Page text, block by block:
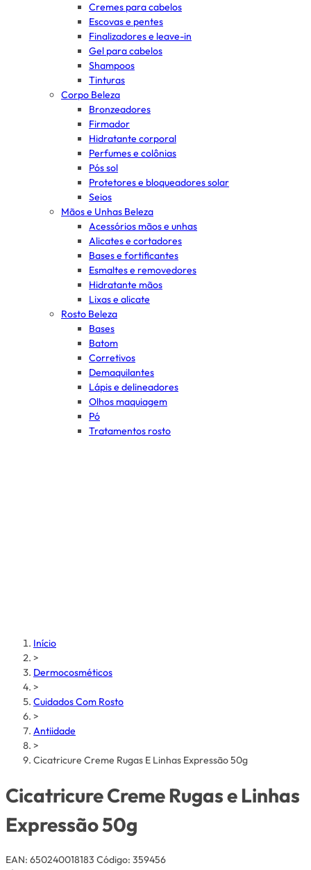
Cremes para cabelos
Escovas e pentes
Finalizadores e leave-in
Gel para cabelos
Shampoos
Tinturas
Corpo Beleza
Bronzeadores
Firmador
Hidratante corporal
Perfumes e colônias
Pós sol
Protetores e bloqueadores solar
Seios
Mãos e Unhas Beleza
Acessórios mãos e unhas
Alicates e cortadores
Bases e fortificantes
Esmaltes e removedores
Hidratante mãos
Lixas e alicate
Rosto Beleza
Bases
Batom
Corretivos
Demaquilantes
Lápis e delineadores
Olhos maquiagem
Pó
Tratamentos rosto
Início
>
Dermocosméticos
>
Cuidados Com Rosto
>
Antiidade
>
Cicatricure Creme Rugas E Linhas Expressão 50g
Cicatricure Creme Rugas e Linhas
Expressão 50g
EAN: 650240018183 Código: 359456